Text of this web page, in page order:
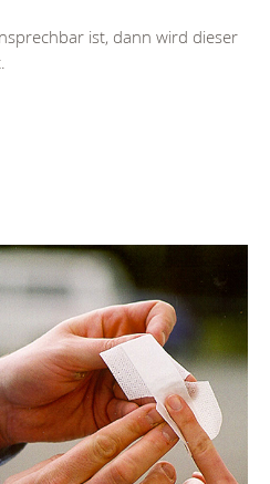
ist, dann wird dieser